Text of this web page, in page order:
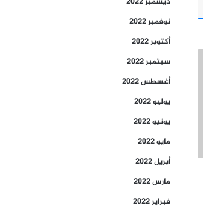
نوفمبر 2022
أكتوبر 2022
سبتمبر 2022
أغسطس 2022
يوليو 2022
يونيو 2022
مايو 2022
أبريل 2022
مارس 2022
فبراير 2022